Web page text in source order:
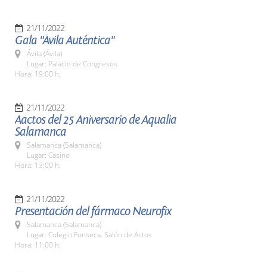
21/11/2022
Gala "Ávila Auténtica"
Ávila (Ávila)
Lugar: Palacio de Congresos
Hora: 19:00 h.
21/11/2022
Aactos del 25 Aniversario de Aqualia
Salamanca
Salamanca (Salamanca)
Lugar: Casino
Hora: 13:00 h.
21/11/2022
Presentación del fármaco Neurofix
Salamanca (Salamanca)
Lugar: Colegio Fonseca. Salón de Actos
Hora: 11:00 h.